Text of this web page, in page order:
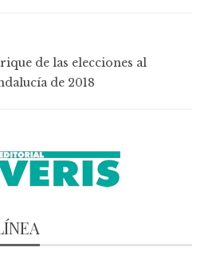
de las elecciones al
de 2018